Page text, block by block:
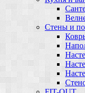
Стены и